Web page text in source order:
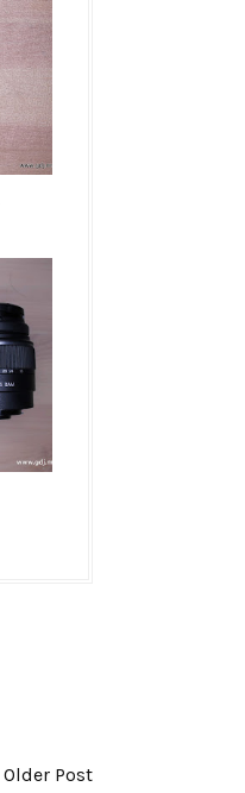
Older Post